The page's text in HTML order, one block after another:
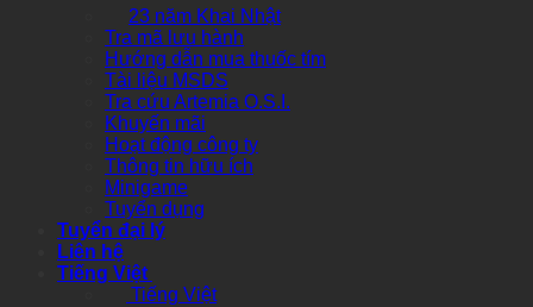
23 năm Khai Nhật
Tra mã lưu hành
Hướng dẫn mua thuốc tím
Tài liệu MSDS
Tra cứu Artemia O.S.I.
Khuyến mãi
Hoạt động công ty
Thông tin hữu ích
Minigame
Tuyển dụng
Tuyển đại lý
Liên hệ
Tiếng Việt
Tiếng Việt